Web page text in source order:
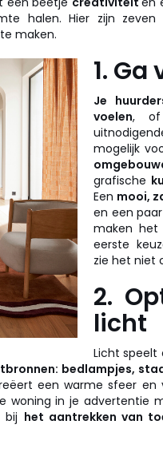
halen. Hier zijn
maken.
1.
Je
voelen, of
mogelijk
grafische
Een mooi,
en een
maken het
eerste
zie het niet
2.
licht
Licht speelt
bedlampjes,
een warme sfeer en
in je advertentie
bij het aantrekken van